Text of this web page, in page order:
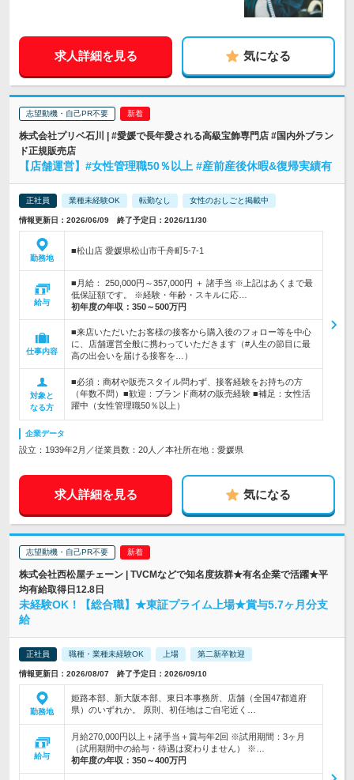
求人詳細を見る 気になる
志望動機・自己PR不要
株式会社プリベ石川 | #愛媛で長年愛される高級宝飾専門店 #国内外ブラン
ド正規販売店
【店舗運営】#女性管理職50％以上 #産前産後休暇&復帰実績有
正社員 業種未経験OK 転勤なし 女性のおしごと掲載中
情報更新日：2026/06/09 終了予定日：2026/11/30
勤務地
■松山店 愛媛県松山市千舟町5-7-1
給与
■月給： 250,000円～357,000円 ＋ 諸手当 ※上記はあくまで最
低保証額です。 ※経験・年齢・スキルに応…
初年度の年収： 350～500万円
仕事内容
■来店いただいたお客様の接客から購入後のフォロー等を中心
に、店舗運営全般に携わっていただきます（#人生の節目に最
高の出会いを届ける接客を…）
対象と
なる方
■必須：商材や販売スタイル問わず、接客経験をお持ちの方
（年数不問）■歓迎：ブランド商材の販売経験 ■補足：女性活
躍中（女性管理職50％以上）
企業データ
設立：1939年2月／従業員数：20人／本社所在地：愛媛県
求人詳細を見る 気になる
志望動機・自己PR不要
株式会社西松屋チェーン | TVCMなどで知名度抜群★有名企業で活躍★平
均有給取得日12.8日
未経験OK！【総合職】★東証プライム上場★賞与5.7ヶ月分支
給
正社員 職種・業種未経験OK 上場 第二新卒歓迎
情報更新日：2026/08/07 終了予定日：2026/09/10
勤務地
姫路本部、新大阪本部、東日本事務所、店舗（全国47都道府
県）のいずれか。 原則、初任地はご自宅近く…
給与
月給270,000円以上＋諸手当＋賞与年2回 ※試用期間：3ヶ月
（試用期間中の給与・待遇は変わりません） ※…
初年度の年収： 350～400万円